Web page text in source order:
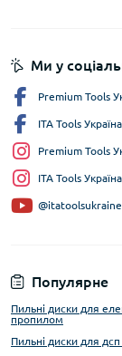
Популярне
Пильні диски для
пропилом
Пильні диски для дсп
Ми у
Premium Tools
ITA Tools Україна
Premium Tools
ITA Tools Україна
@itatoolsukraine